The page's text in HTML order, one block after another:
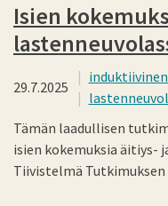
Isien
29.7.2025
Tämän laadullisen
isien kokemuksia äitiys-
Tiivistelmä